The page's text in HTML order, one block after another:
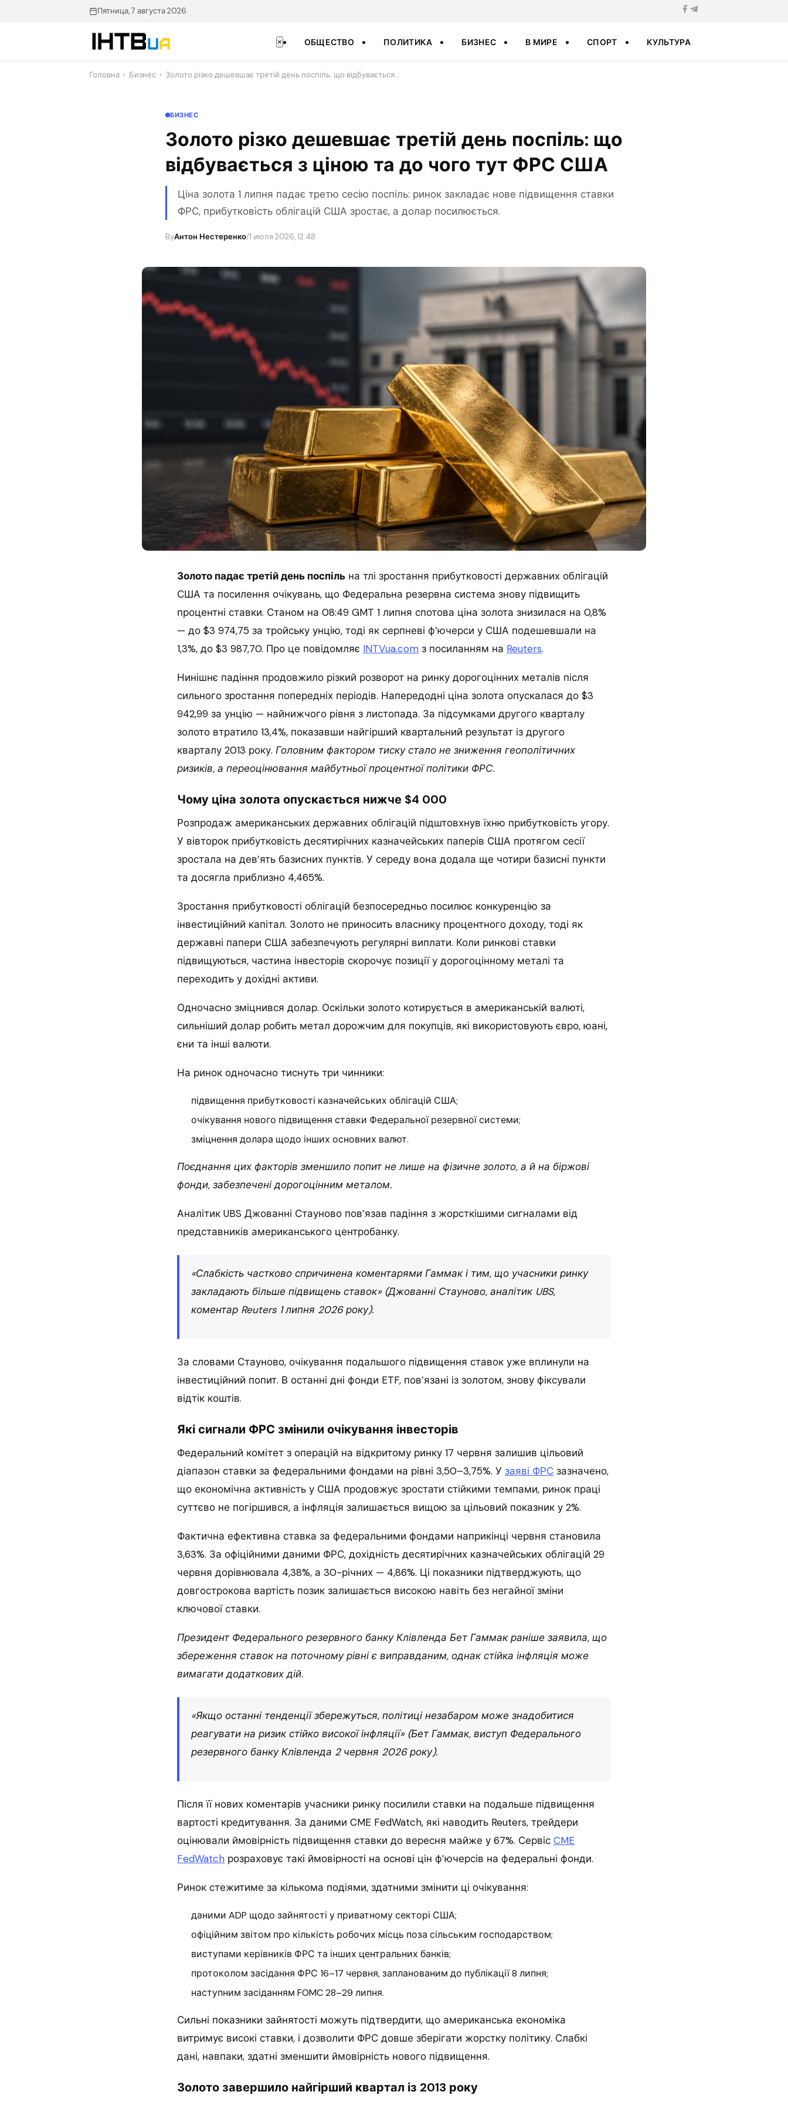
Пятница, 7 августа 2026
× ОБЩЕСТВО ПОЛИТИКА БИЗНЕС В МИРЕ СПОРТ КУЛЬТУРА
Головна › Бизнес › Золото різко дешевшає третій день поспіль: що відбувається…
БИЗНЕС
Золото різко дешевшає третій день поспіль: що
відбувається з ціною та до чого тут ФРС США
Ціна золота 1 липня падає третю сесію поспіль: ринок закладає нове підвищення ставки
ФРС, прибутковість облігацій США зростає, а долар посилюється.
ByАнтон Нестеренко/1 июля 2026, 12:48
Золото падає третій день поспіль на тлі зростання прибутковості державних облігацій
США та посилення очікувань, що Федеральна резервна система знову підвищить
процентні ставки. Станом на 08:49 GMT 1 липня спотова ціна золота знизилася на 0,8%
— до $3 974,75 за тройську унцію, тоді як серпневі ф’ючерси у США подешевшали на
1,3%, до $3 987,70. Про це повідомляє INTVua.com з посиланням на Reuters.
Нинішнє падіння продовжило різкий розворот на ринку дорогоцінних металів після
сильного зростання попередніх періодів. Напередодні ціна золота опускалася до $3
942,99 за унцію — найнижчого рівня з листопада. За підсумками другого кварталу
золото втратило 13,4%, показавши найгірший квартальний результат із другого
кварталу 2013 року. Головним фактором тиску стало не зниження геополітичних
ризиків, а переоцінювання майбутньої процентної політики ФРС.
Чому ціна золота опускається нижче $4 000
Розпродаж американських державних облігацій підштовхнув їхню прибутковість угору.
У вівторок прибутковість десятирічних казначейських паперів США протягом сесії
зростала на дев’ять базисних пунктів. У середу вона додала ще чотири базисні пункти
та досягла приблизно 4,465%.
Зростання прибутковості облігацій безпосередньо посилює конкуренцію за
інвестиційний капітал. Золото не приносить власнику процентного доходу, тоді як
державні папери США забезпечують регулярні виплати. Коли ринкові ставки
підвищуються, частина інвесторів скорочує позиції у дорогоцінному металі та
переходить у дохідні активи.
Одночасно зміцнився долар. Оскільки золото котирується в американській валюті,
сильніший долар робить метал дорожчим для покупців, які використовують євро, юані,
єни та інші валюти.
На ринок одночасно тиснуть три чинники:
підвищення прибутковості казначейських облігацій США;
очікування нового підвищення ставки Федеральної резервної системи;
зміцнення долара щодо інших основних валют.
Поєднання цих факторів зменшило попит не лише на фізичне золото, а й на біржові
фонди, забезпечені дорогоцінним металом.
Аналітик UBS Джованні Стауново пов’язав падіння з жорсткішими сигналами від
представників американського центробанку.
«Слабкість частково спричинена коментарями Гаммак і тим, що учасники ринку
закладають більше підвищень ставок» (Джованні Стауново, аналітик UBS,
коментар Reuters 1 липня 2026 року).
За словами Стауново, очікування подальшого підвищення ставок уже вплинули на
інвестиційний попит. В останні дні фонди ETF, пов’язані із золотом, знову фіксували
відтік коштів.
Які сигнали ФРС змінили очікування інвесторів
Федеральний комітет з операцій на відкритому ринку 17 червня залишив цільовий
діапазон ставки за федеральними фондами на рівні 3,50–3,75%. У заяві ФРС зазначено,
що економічна активність у США продовжує зростати стійкими темпами, ринок праці
суттєво не погіршився, а інфляція залишається вищою за цільовий показник у 2%.
Фактична ефективна ставка за федеральними фондами наприкінці червня становила
3,63%. За офіційними даними ФРС, дохідність десятирічних казначейських облігацій 29
червня дорівнювала 4,38%, а 30-річних — 4,86%. Ці показники підтверджують, що
довгострокова вартість позик залишається високою навіть без негайної зміни
ключової ставки.
Президент Федерального резервного банку Клівленда Бет Гаммак раніше заявила, що
збереження ставок на поточному рівні є виправданим, однак стійка інфляція може
вимагати додаткових дій.
«Якщо останні тенденції збережуться, політиці незабаром може знадобитися
реагувати на ризик стійко високої інфляції» (Бет Гаммак, виступ Федерального
резервного банку Клівленда 2 червня 2026 року).
Після її нових коментарів учасники ринку посилили ставки на подальше підвищення
вартості кредитування. За даними CME FedWatch, які наводить Reuters, трейдери
оцінювали ймовірність підвищення ставки до вересня майже у 67%. Сервіс CME
FedWatch розраховує такі ймовірності на основі цін ф’ючерсів на федеральні фонди.
Ринок стежитиме за кількома подіями, здатними змінити ці очікування:
даними ADP щодо зайнятості у приватному секторі США;
офіційним звітом про кількість робочих місць поза сільським господарством;
виступами керівників ФРС та інших центральних банків;
протоколом засідання ФРС 16–17 червня, запланованим до публікації 8 липня;
наступним засіданням FOMC 28–29 липня.
Сильні показники зайнятості можуть підтвердити, що американська економіка
витримує високі ставки, і дозволити ФРС довше зберігати жорстку політику. Слабкі
дані, навпаки, здатні зменшити ймовірність нового підвищення.
Золото завершило найгірший квартал із 2013 року